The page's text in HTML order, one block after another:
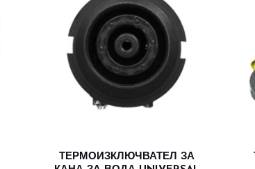
ТЕРМОИЗКЛЮЧВАТЕЛ ЗА